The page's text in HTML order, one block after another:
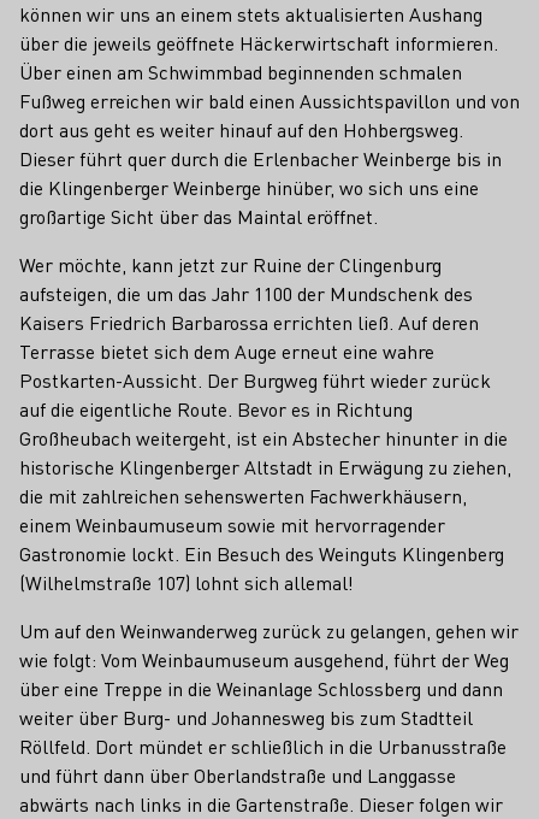
können wir uns an einem stets aktualisierten Aushang
über die jeweils geöffnete Häckerwirtschaft informieren.
Über einen am Schwimmbad beginnenden schmalen
Fußweg erreichen wir bald einen Aussichtspavillon und von
dort aus geht es weiter hinauf auf den Hohbergsweg.
Dieser führt quer durch die Erlenbacher Weinberge bis in
die Klingenberger Weinberge hinüber, wo sich uns eine
großartige Sicht über das Maintal eröffnet.
Wer möchte, kann jetzt zur Ruine der Clingenburg
aufsteigen, die um das Jahr 1100 der Mundschenk des
Kaisers Friedrich Barbarossa errichten ließ. Auf deren
Terrasse bietet sich dem Auge erneut eine wahre
Postkarten-Aussicht. Der Burgweg führt wieder zurück
auf die eigentliche Route. Bevor es in Richtung
Großheubach weitergeht, ist ein Abstecher hinunter in die
historische Klingenberger Altstadt in Erwägung zu ziehen,
die mit zahlreichen sehenswerten Fachwerkhäusern,
einem Weinbaumuseum sowie mit hervorragender
Gastronomie lockt. Ein Besuch des Weinguts Klingenberg
(Wilhelmstraße 107) lohnt sich allemal!
Um auf den Weinwanderweg zurück zu gelangen, gehen wir
wie folgt: Vom Weinbaumuseum ausgehend, führt der Weg
über eine Treppe in die Weinanlage Schlossberg und dann
weiter über Burg- und Johannesweg bis zum Stadtteil
Röllfeld. Dort mündet er schließlich in die Urbanusstraße
und führt dann über Oberlandstraße und Langgasse
abwärts nach links in die Gartenstraße. Dieser folgen wir